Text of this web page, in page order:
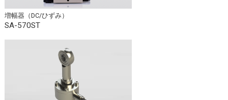
増幅器（DC/ひずみ）
SA-570ST